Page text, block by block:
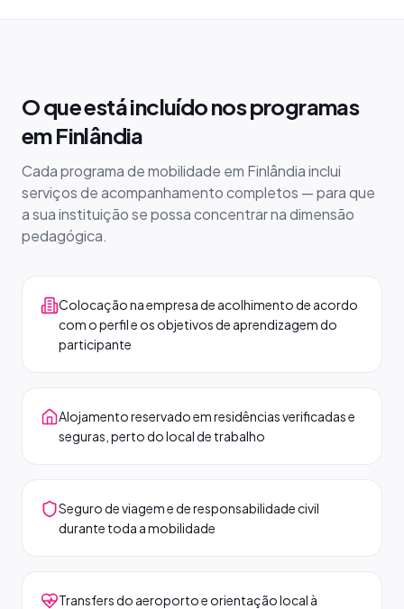
O que está incluído nos programas
em Finlândia
Cada programa de mobilidade em Finlândia inclui
serviços de acompanhamento completos — para que
a sua instituição se possa concentrar na dimensão
pedagógica.
Colocação na empresa de acolhimento de acordo
com o perfil e os objetivos de aprendizagem do
participante
Alojamento reservado em residências verificadas e
seguras, perto do local de trabalho
Seguro de viagem e de responsabilidade civil
durante toda a mobilidade
Transfers do aeroporto e orientação local à